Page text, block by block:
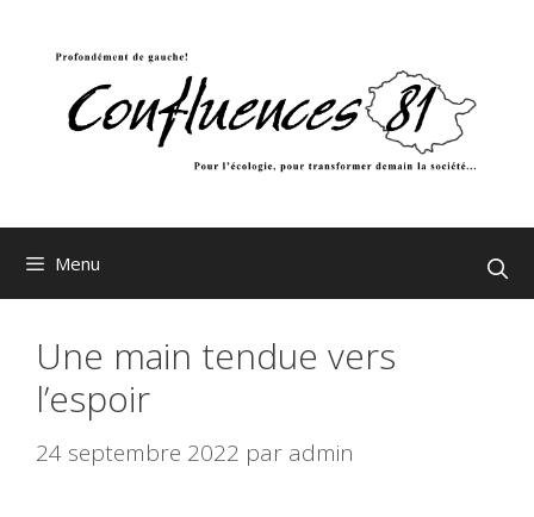
Menu
Une main tendue vers
l’espoir
24 septembre 2022 par admin